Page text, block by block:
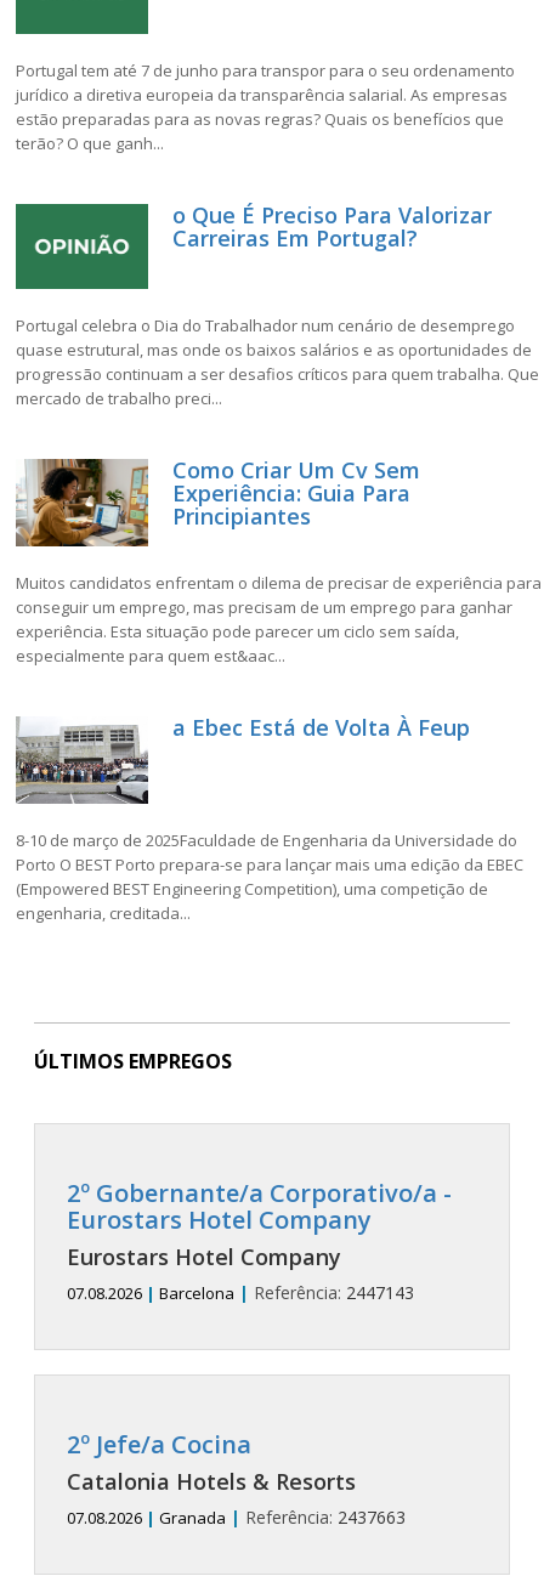
Portugal tem até 7 de junho para transpor para o seu ordenamento
jurídico a diretiva europeia da transparência salarial. As empresas
estão preparadas para as novas regras? Quais os benefícios que
terão? O que ganh...
o Que É Preciso Para Valorizar
Carreiras Em Portugal?
Portugal celebra o Dia do Trabalhador num cenário de desemprego
quase estrutural, mas onde os baixos salários e as oportunidades de
progressão continuam a ser desafios críticos para quem trabalha. Que
mercado de trabalho preci...
Como Criar Um Cv Sem
Experiência: Guia Para
Principiantes
Muitos candidatos enfrentam o dilema de precisar de experiência para
conseguir um emprego, mas precisam de um emprego para ganhar
experiência. Esta situação pode parecer um ciclo sem saída,
especialmente para quem est&aac...
a Ebec Está de Volta À Feup
8-10 de março de 2025Faculdade de Engenharia da Universidade do
Porto O BEST Porto prepara-se para lançar mais uma edição da EBEC
(Empowered BEST Engineering Competition), uma competição de
engenharia, creditada...
ÚLTIMOS EMPREGOS
2º Gobernante/a Corporativo/a -
Eurostars Hotel Company
Eurostars Hotel Company
07.08.2026 | Barcelona | Referência: 2447143
2º Jefe/a Cocina
Catalonia Hotels & Resorts
07.08.2026 | Granada | Referência: 2437663